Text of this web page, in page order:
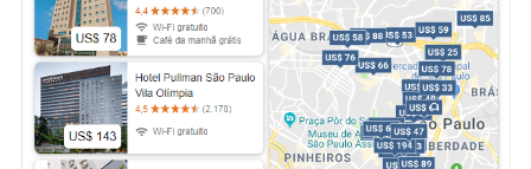
Os primeiros resultados são sempre compostos por
pagos, ou seja, links patrocinados para aparecer
posição. O Google Adwords, ferramenta de anúncios
entra nesse contexto.
Logicamente, nesta posição há
disputa e ganha quem puder pagar mais, geralmente